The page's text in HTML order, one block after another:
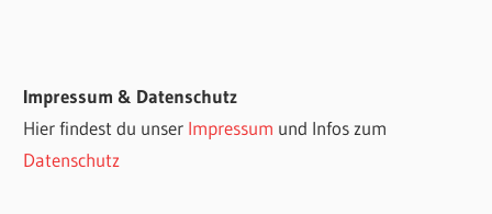
Impressum & Datenschutz
Hier findest du unser Impressum und Infos zum
Datenschutz